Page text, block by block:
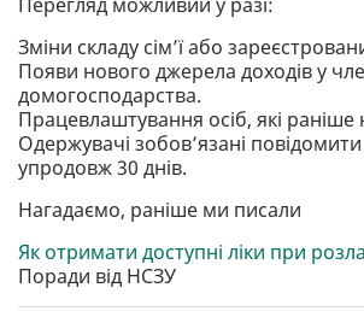
Зміни складу сім’ї або
Появи нового джерела доходів у
домогосподарства.
Працевлаштування осіб, які
Одержувачі зобов’язані
упродовж 30 днів.
Нагадаємо, раніше ми писали
Як отримати доступні ліки при
Поради від НСЗУ